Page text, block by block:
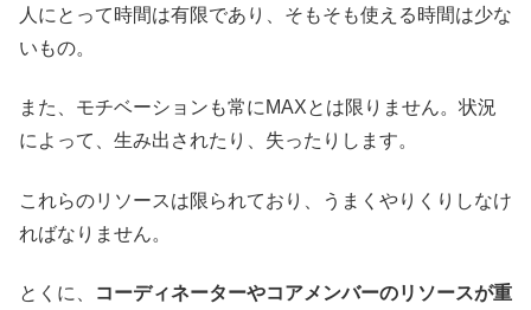
人にとって時間は有限であり、そもそも使える時間は少な
いもの。
また、モチベーションも常にMAXとは限りません。状況
によって、生み出されたり、失ったりします。
これらのリソースは限られており、うまくやりくりしなけ
ればなりません。
とくに、
コーディネーターやコアメンバーのリソースが重